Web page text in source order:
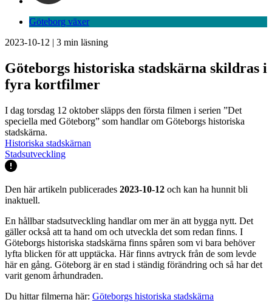
Göteborg växer
2023-10-12 | 3 min läsning
Göteborgs historiska stadskärna skildras i
fyra kortfilmer
I dag torsdag 12 oktober släpps den första filmen i serien ”Det
speciella med Göteborg” som handlar om Göteborgs historiska
stadskärna.
Historiska stadskärnan
Stadsutveckling
Den här artikeln publicerades 2023-10-12 och kan ha hunnit bli
inaktuell.
En hållbar stadsutveckling handlar om mer än att bygga nytt. Det
gäller också att ta hand om och utveckla det som redan finns. I
Göteborgs historiska stadskärna finns spåren som vi bara behöver
lyfta blicken för att upptäcka. Här finns avtryck från de som levde
här en gång. Göteborg är en stad i ständig förändring och så har det
varit genom århundraden.
Du hittar filmerna här: Göteborgs historiska stadskärna